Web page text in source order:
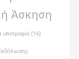
Άσκηση
υποτροφία (16)